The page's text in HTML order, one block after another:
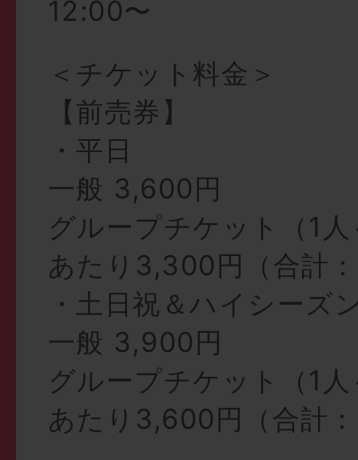
12:00〜
＜チケット料金＞
【前売券】
・平日
一般 3,600円
グループチケット（1
あたり3,300円（合計
・土日祝＆ハイシーズ
一般 3,900円
グループチケット（1
あたり3,600円（合計